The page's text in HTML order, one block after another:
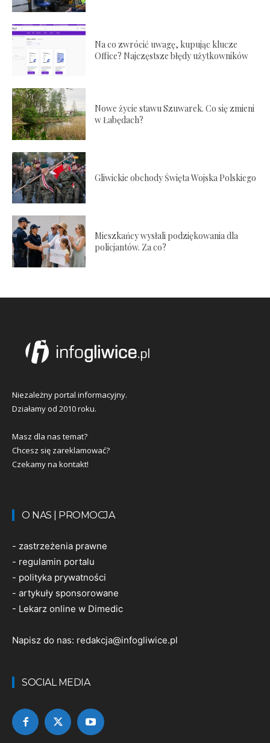
Na co zwrócić uwagę, kupując klucze
Office? Najczęstsze błędy użytkowników
Nowe życie stawu Szuwarek. Co się zmieni
w Łabędach?
Gliwickie obchody Święta Wojska Polskiego
Mieszkańcy wysłali podziękowania dla
policjantów. Za co?
Niezależny portal informacyjny.
Działamy od 2010 roku.
Masz dla nas temat?
Chcesz się zareklamować?
Czekamy na kontakt!
O NAS | PROMOCJA
- zastrzeżenia prawne
- regulamin portalu
- polityka prywatności
- artykuły sponsorowane
- Lekarz online w Dimedic
Napisz do nas: redakcja@infogliwice.pl
SOCIAL MEDIA